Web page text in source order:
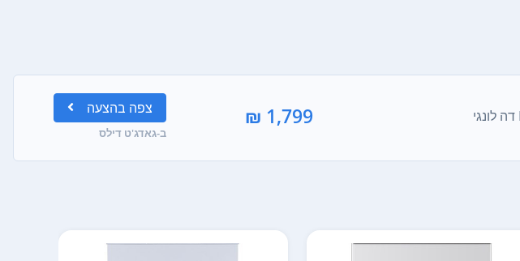
1,799 ₪ צפה בהצעה
ב-גאדג'ט דילס